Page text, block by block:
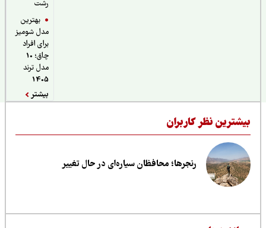
بهترین
مدل شومیز
برای افراد
چاق؛ 10
مدل ترند
نظر کاربران
رنجرها؛ محافظان سیاره‌ای در حال تغییر